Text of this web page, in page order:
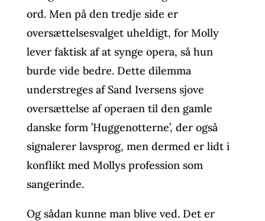
ord. Men på den tredje side er
oversættelsesvalget uheldigt, for Molly
lever faktisk af at synge opera, så hun
burde vide bedre. Dette dilemma
understreges af Sand Iversens sjove
oversættelse af operaen til den gamle
danske form ’Huggenotterne’, der også
signalerer lavsprog, men dermed er lidt i
konflikt med Mollys profession som
sangerinde.
Og sådan kunne man blive ved. Det er